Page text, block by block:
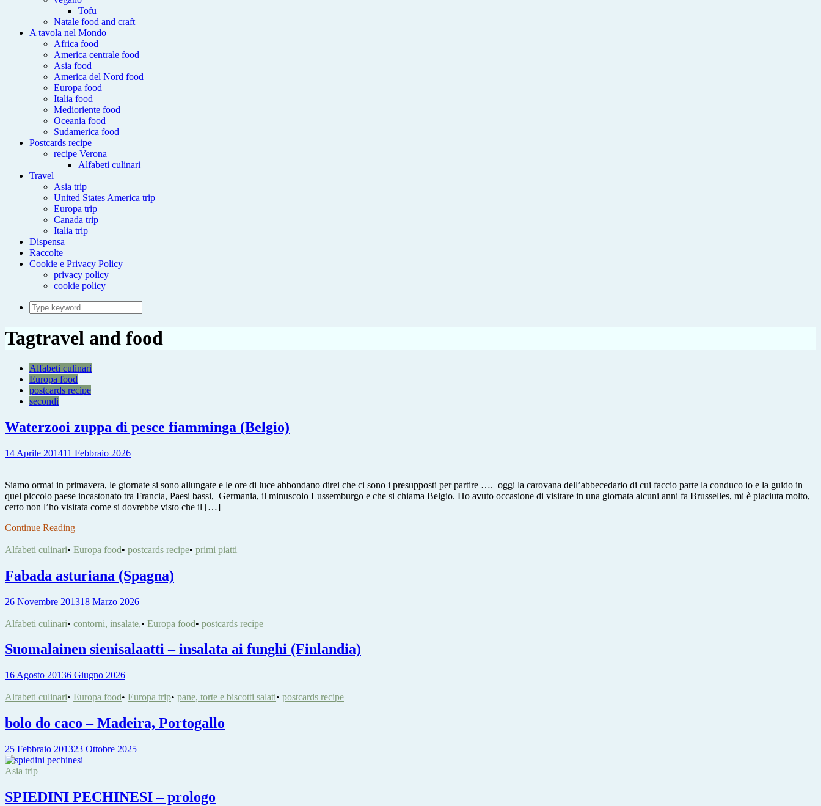
Tofu
Natale food and craft
A tavola nel Mondo
Africa food
America centrale food
Asia food
America del Nord food
Europa food
Italia food
Medioriente food
Oceania food
Sudamerica food
Postcards recipe
recipe Verona
Alfabeti culinari
Travel
Asia trip
United States America trip
Europa trip
Canada trip
Italia trip
Dispensa
Raccolte
Cookie e Privacy Policy
privacy policy
cookie policy
Search
for:
Tagtravel and food
Alfabeti culinari
Europa food
postcards recipe
secondi
Waterzooi zuppa di pesce fiamminga (Belgio)
14 Aprile 201411 Febbraio 2026
Siamo ormai in primavera, le giornate si sono allungate e le ore di luce abbondano direi che ci sono i presupposti per partire …. oggi la carovana dell’abbecedario di cui faccio parte la conduco io e la guido in
quel piccolo paese incastonato tra Francia, Paesi bassi, Germania, il minuscolo Lussemburgo e che si chiama Belgio. Ho avuto occasione di visitare in una giornata alcuni anni fa Brusselles, mi è piaciuta molto,
certo non l’ho visitata come si dovrebbe visto che il […]
Continue Reading
Alfabeti culinari• Europa food• postcards recipe• primi piatti
Fabada asturiana (Spagna)
26 Novembre 201318 Marzo 2026
Alfabeti culinari• contorni, insalate,• Europa food• postcards recipe
Suomalainen sienisalaatti – insalata ai funghi (Finlandia)
16 Agosto 20136 Giugno 2026
Alfabeti culinari• Europa food• Europa trip• pane, torte e biscotti salati• postcards recipe
bolo do caco – Madeira, Portogallo
25 Febbraio 201323 Ottobre 2025
Asia trip
SPIEDINI PECHINESI – prologo